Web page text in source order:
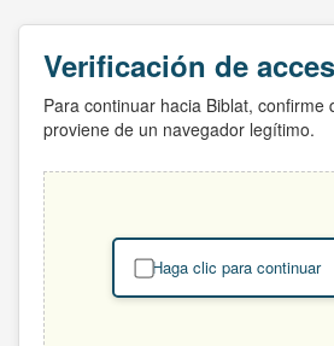
Verificación de
Para continuar hacia Biblat, confirme
proviene de un navegador legítimo.
Haga clic para continuar